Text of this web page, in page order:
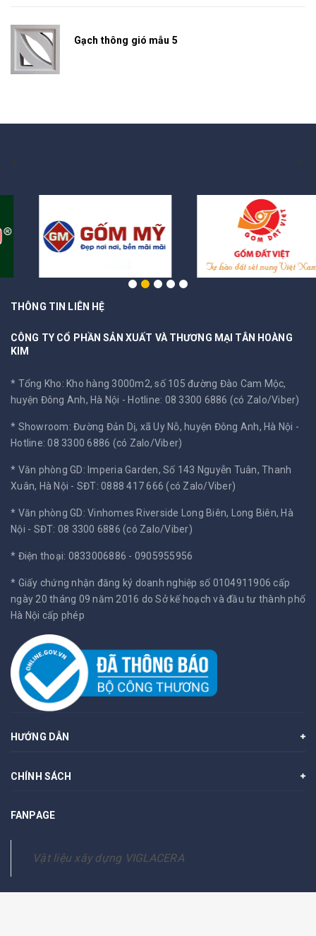
Gạch thông gió mẫu 5
THÔNG TIN LIÊN HỆ
CÔNG TY CỔ PHẦN SẢN XUẤT VÀ THƯƠNG MẠI TÂN HOÀNG
KIM
* Tổng Kho: Kho hàng 3000m2, số 105 đường Đào Cam Mộc,
huyện Đông Anh, Hà Nội -Hotline: 08 3300 6886 (có Zalo/Viber)
* Showroom: Đường Đản Dị, xã Uy Nỗ, huyện Đông Anh, Hà Nội -
Hotline: 08 3300 6886 (có Zalo/Viber)
* Văn phòng GD: Imperia Garden, Số 143 Nguyễn Tuân, Thanh
Xuân, Hà Nội - SĐT: 0888 417 666 (có Zalo/Viber)
* Văn phòng GD: Vinhomes Riverside Long Biên, Long Biên, Hà
Nội - SĐT: 08 3300 6886 (có Zalo/Viber)
* Điện thoại: 0833006886 - 0905955956
* Giấy chứng nhận đăng ký doanh nghiệp số 0104911906 cấp
ngày 20 tháng 09 năm 2016 do Sở kế hoạch và đầu tư thành phố
Hà Nội cấp phép
HƯỚNG DẪN
CHÍNH SÁCH
FANPAGE
Vật liệu xây dựng VIGLACERA